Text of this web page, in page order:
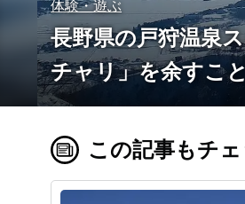
体験・遊ぶ
長野県の戸狩温泉
チャリ」を余すこ
この記事もチェ